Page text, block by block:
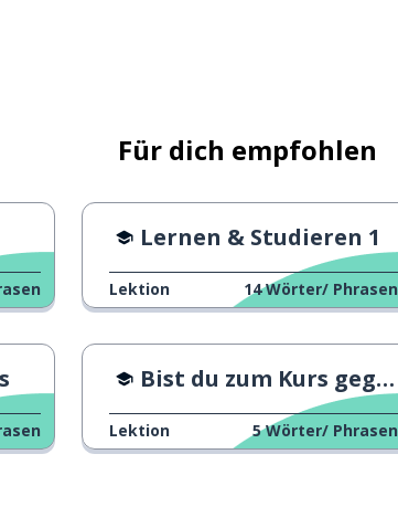
Für dich empfohlen
Lernen & Studieren 1
Lektion 14 Wörter/ Phrasen
Bist du zum Kurs gegangen?
Lektion 5 Wörter/ Phrasen